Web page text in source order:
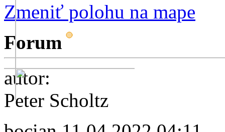
Zmeniť polohu na mape
Forum
autor:
Peter Scholtz